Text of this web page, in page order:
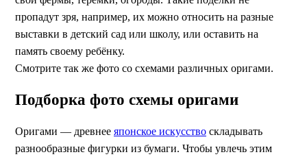
пропадут зря, например, их можно относить на разные
выставки в детский сад или школу, или оставить на
память своему ребёнку.
Смотрите так же фото со схемами различных оригами.
Подборка фото схемы оригами
Оригами — древнее японское искусство складывать
разнообразные фигурки из бумаги. Чтобы увлечь этим